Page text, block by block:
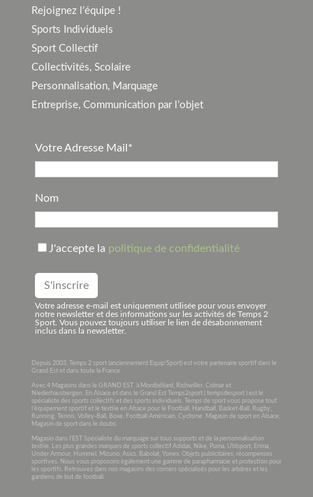
Rejoignez l’équipe !
Sports Individuels
Sport Collectif
Collectivités, Scolaire
Personnalisation, Marquage
Entreprise, Communication par l’objet
Votre Adresse Mail*
Nom
J'accepte la politique de confidentialité
Votre adresse e-mail est uniquement utilisée pour vous envoyer
notre newsletter et des informations sur les activités de Temps 2
Sport. Vous pouvez toujours utiliser le lien de désabonnement
inclus dans la newsletter.
Depuis 2003, Temps 2 sport (anciennement Equip’Sport) est votre partenaire sportif dans le
Grand Est et dans toute la France .
Avec 4 Magasins dans le GRAND EST à Montbéliard, Richwiller, Colmar et
Niederhausbergen. En Alsace et dans le Grand Est Temps2sport ( tempsdesport ) est le
spécialiste des sports collectifs et des sports individuels. Temps de sport vous propose tout
l’équipement sportif et le textile en Alsace pour le Football, Handball, Basket-Ball, Rugby,
Running, Tennis, Volley-Ball, Boxe, Football Américain, Cyclisme. Magasin de sport en Alsace,
Magasin de sport dans le doubs.
Magasin dans l’EST Spécialiste du marquage sur tous supports et de la personnalisation
textile. Les plus grandes marques de sports collectif Adidas, Nike, Puma, Uhlsport, Erima,
Under Armour, Hummel, Mizuno, Asics, Babolat, Yonex. Objets publicitaires, récompenses
sportives. Nous vous proposons également une gamme de parapharmacie et protection pour
les sportifs. Retrouvez dans nos magasins des corners spécialisés pour les arbitres et les
gardiens de but de football.